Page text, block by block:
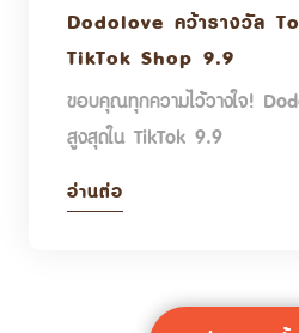
Dodolove คว้ารางวัล
TikTok Shop 9.9
ขอบคุณทุกความไว้วางใจ!
สูงสุดใน TikTok 9.9
อ่านต่อ